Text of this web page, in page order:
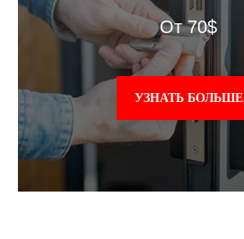
От 70$
УЗНАТЬ БОЛЬШЕ